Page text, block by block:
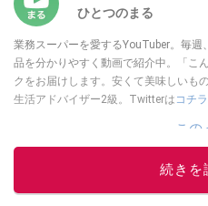
ひとつのまる
業務スーパーを愛するYouTuber。毎
品を分かりやすく動画で紹介中。「こ
クをお届けします。安くて美味しいも
生活アドバイザー2級。Twitterは コチラ
この
続きを